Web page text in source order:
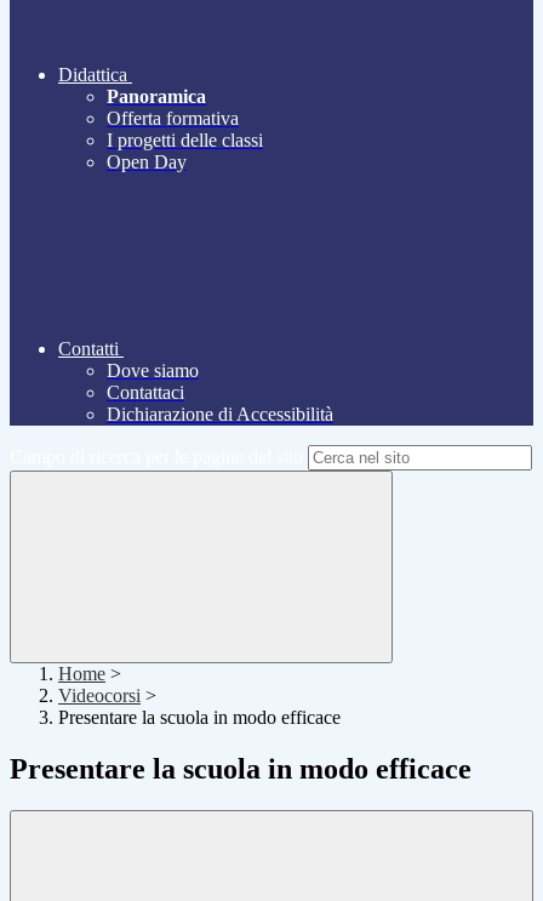
Didattica
Panoramica
Offerta formativa
I progetti delle classi
Open Day
Contatti
Dove siamo
Contattaci
Dichiarazione di Accessibilità
Home >
Videocorsi >
Presentare la scuola in modo efficace
Presentare la scuola in modo efficace